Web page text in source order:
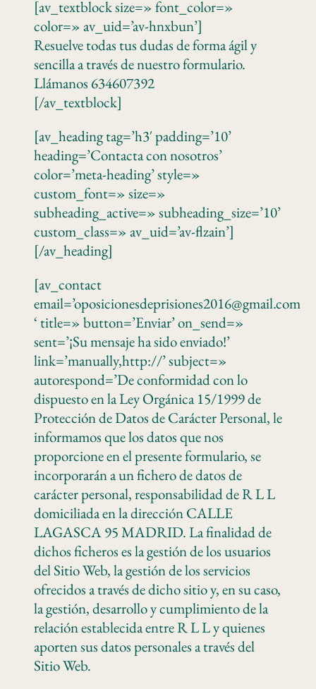
[av_textblock size=» font_color=»
color=» av_uid=’av-hnxbun’]
Resuelve todas tus dudas de forma ágil y
sencilla a través de nuestro formulario.
Llámanos 634607392
[/av_textblock]
[av_heading tag=’h3′ padding=’10’
heading=’Contacta con nosotros’
color=’meta-heading’ style=»
custom_font=» size=»
subheading_active=» subheading_size=’10’
custom_class=» av_uid=’av-flzain’]
[/av_heading]
[av_contact
email=’oposicionesdeprisiones2016@gmail.com
‘ title=» button=’Enviar’ on_send=»
sent=’¡Su mensaje ha sido enviado!’
link=’manually,http://’ subject=»
autorespond=’De conformidad con lo
dispuesto en la Ley Orgánica 15/1999 de
Protección de Datos de Carácter Personal, le
informamos que los datos que nos
proporcione en el presente formulario, se
incorporarán a un fichero de datos de
carácter personal, responsabilidad de R L L
domiciliada en la dirección CALLE
LAGASCA 95 MADRID. La finalidad de
dichos ficheros es la gestión de los usuarios
del Sitio Web, la gestión de los servicios
ofrecidos a través de dicho sitio y, en su caso,
la gestión, desarrollo y cumplimiento de la
relación establecida entre R L L y quienes
aporten sus datos personales a través del
Sitio Web.